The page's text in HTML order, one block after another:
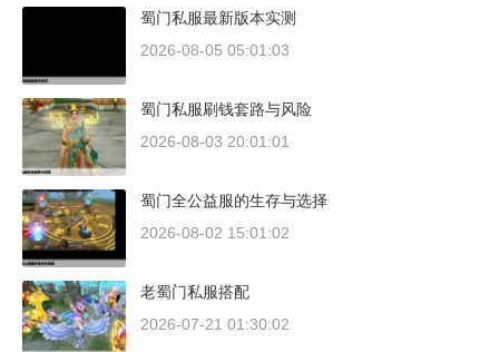
蜀门私服最新版本实测
2026-08-05 05:01:03
蜀门私服刷钱套路与风险
2026-08-03 20:01:01
蜀门全公益服的生存与选择
2026-08-02 15:01:02
老蜀门私服搭配
2026-07-21 01:30:02